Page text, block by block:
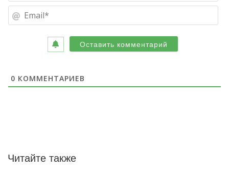
0 КОММЕНТАРИЕВ
Читайте также